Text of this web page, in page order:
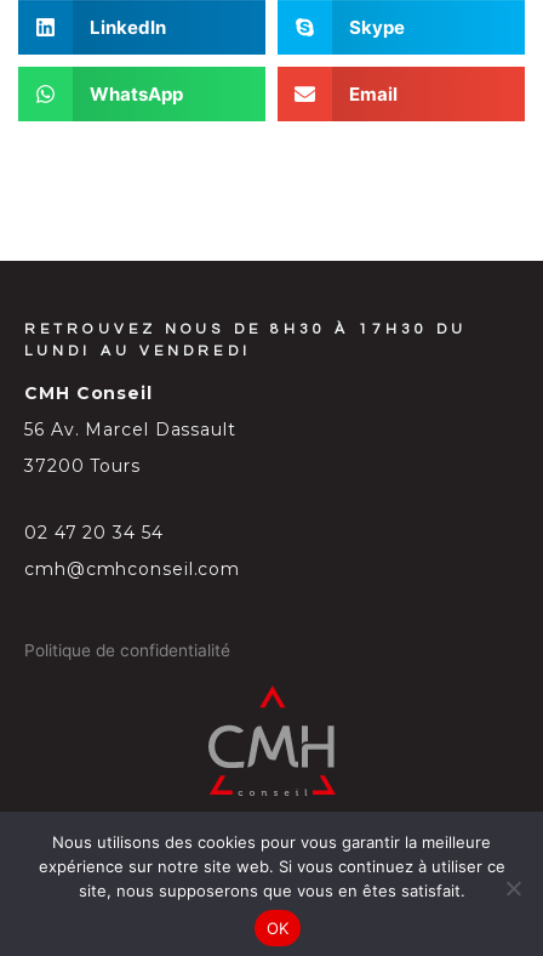
LinkedIn Skype
WhatsApp Email
RETROUVEZ NOUS DE 8H30 À 17H30 DU
LUNDI AU VENDREDI
CMH Conseil
56 Av. Marcel Dassault
37200 Tours
02 47 20 34 54
cmh@cmhconseil.com
Politique de confidentialité
© 2026 Conçu par Projectil-Sogepress à Tours
Nous utilisons des cookies pour vous garantir la meilleure
expérience sur notre site web. Si vous continuez à utiliser ce
site, nous supposerons que vous en êtes satisfait.
OK